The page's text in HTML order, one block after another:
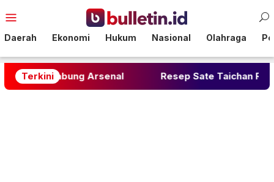
ke
Mobile
Daerah Ekonomi Hukum Nasional Olahraga
TerkiniArsenal Resep Sate Taichan Rumahan: